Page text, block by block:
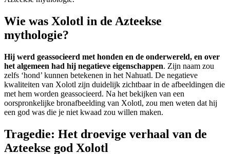
Wie was Xolotl in de Azteekse
mythologie?
Hij werd geassocieerd met honden en de onderwereld, en over
het algemeen had hij negatieve eigenschappen. Zijn naam zou
zelfs ‘hond’ kunnen betekenen in het Nahuatl. De negatieve
kwaliteiten van Xolotl zijn duidelijk zichtbaar in de afbeeldingen die
met hem worden geassocieerd. Na het bekijken van een
oorspronkelijke bronafbeelding van Xolotl, zou men weten dat hij
een god was die je niet kwaad zou willen maken.
Tragedie: Het droevige verhaal van de
Azteekse god Xolotl